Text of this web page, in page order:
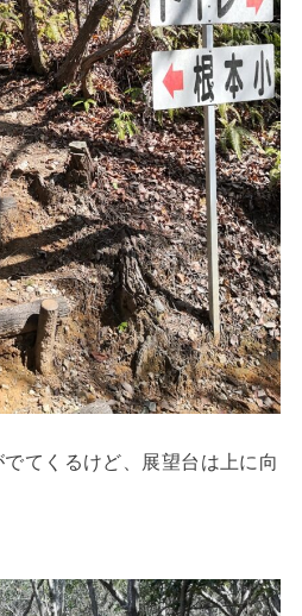
てくるけど、展望台は上に向